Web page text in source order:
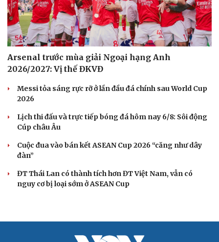
Arsenal trước mùa giải Ngoại hạng Anh
2026/2027: Vị thế ĐKVĐ
Messi tỏa sáng rực rỡ ở lần đầu đá chính sau World Cup
2026
Lịch thi đấu và trực tiếp bóng đá hôm nay 6/8: Sôi động
Cúp châu Âu
Cuộc đua vào bán kết ASEAN Cup 2026 “căng như dây
đàn”
ĐT Thái Lan có thành tích hơn ĐT Việt Nam, vẫn có
nguy cơ bị loại sớm ở ASEAN Cup